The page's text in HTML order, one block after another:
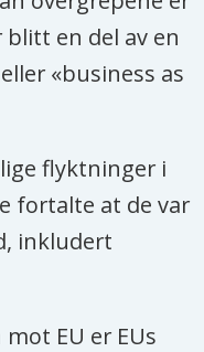
en del av en
«business as
flyktninger i
fortalte at de var
inkludert
EU er EUs